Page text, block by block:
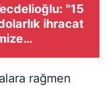
"15
ihracat
rağmen